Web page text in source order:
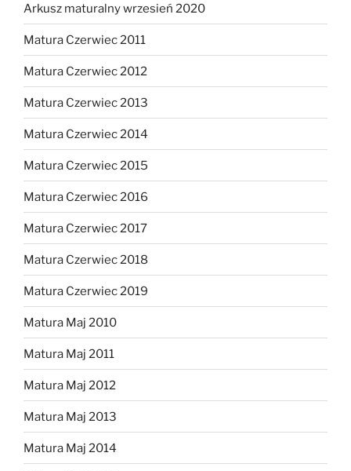
Arkusz maturalny wrzesień 2020
Matura Czerwiec 2011
Matura Czerwiec 2012
Matura Czerwiec 2013
Matura Czerwiec 2014
Matura Czerwiec 2015
Matura Czerwiec 2016
Matura Czerwiec 2017
Matura Czerwiec 2018
Matura Czerwiec 2019
Matura Maj 2010
Matura Maj 2011
Matura Maj 2012
Matura Maj 2013
Matura Maj 2014